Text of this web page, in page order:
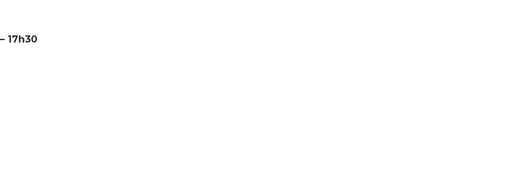
17h30